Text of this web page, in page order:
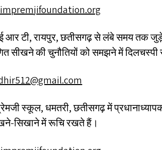
आर टी, रायपुर, छतीसगढ़ से लंबे समय तक
सीखने की चुनौतियों को समझने में
स्कूल, धमतरी, छतीसगढ़ में
सिखाने में रूचि रखते हैं।